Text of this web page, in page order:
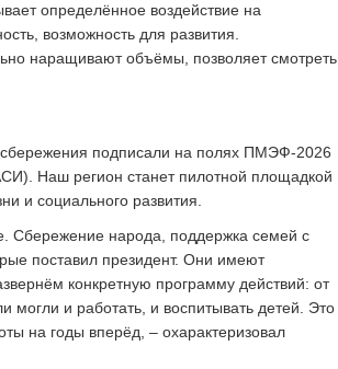
определённое воздействие на
возможность для развития.
наращивают объёмы, позволяет смотреть
подписали на полях ПМЭФ‑2026
Наш регион станет пилотной площадкой
и социального развития.
Сбережение народа, поддержка семей с
поставил президент. Они имеют
конкретную программу действий: от
могли и работать, и воспитывать детей. Это
на годы вперёд, – охарактеризовал